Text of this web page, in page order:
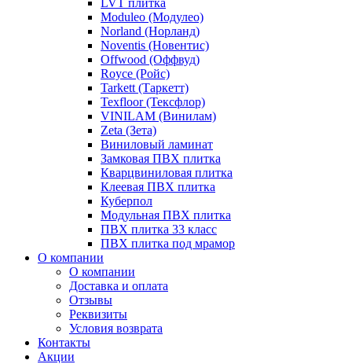
LVT плитка
Moduleo (Модулео)
Norland (Норланд)
Noventis (Новентис)
Offwood (Оффвуд)
Royce (Ройс)
Tarkett (Таркетт)
Texfloor (Тексфлор)
VINILAM (Винилам)
Zeta (Зета)
Виниловый ламинат
Замковая ПВХ плитка
Кварцвиниловая плитка
Клеевая ПВХ плитка
Куберпол
Модульная ПВХ плитка
ПВХ плитка 33 класс
ПВХ плитка под мрамор
О компании
О компании
Доставка и оплата
Отзывы
Реквизиты
Условия возврата
Контакты
Акции